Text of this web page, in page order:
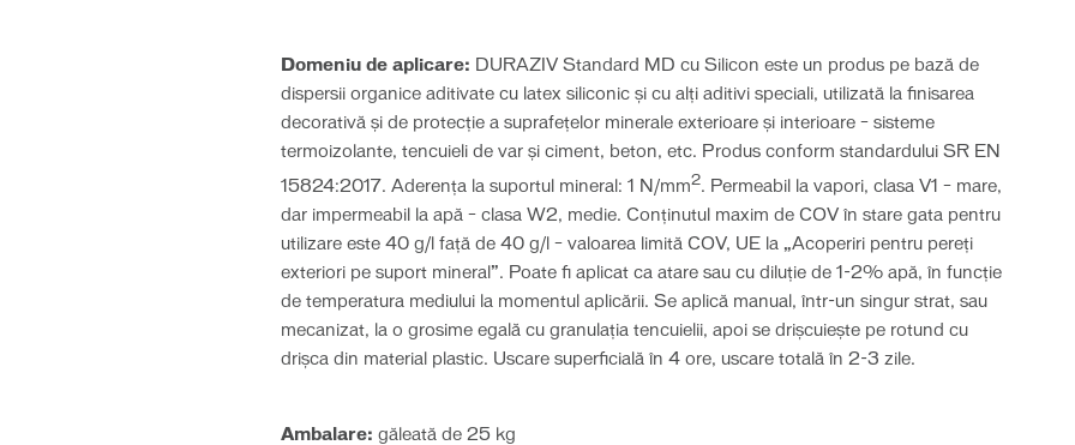
Domeniu de aplicare: DURAZIV Standard MD cu Silicon este un produs pe bază de
dispersii organice aditivate cu latex siliconic şi cu alţi aditivi speciali, utilizată la finisarea
decorativă și de protecție a suprafețelor minerale exterioare şi interioare – sisteme
termoizolante, tencuieli de var și ciment, beton, etc. Produs conform standardului SR EN
15824:2017. Aderența la suportul mineral: 1 N/mm2. Permeabil la vapori, clasa V1 – mare,
dar impermeabil la apă – clasa W2, medie. Conținutul maxim de COV în stare gata pentru
utilizare este 40 g/l față de 40 g/l – valoarea limită COV, UE la „Acoperiri pentru pereţi
exteriori pe suport mineral”. Poate fi aplicat ca atare sau cu diluţie de 1-2% apă, în funcţie
de temperatura mediului la momentul aplicării. Se aplică manual, într-un singur strat, sau
mecanizat, la o grosime egală cu granulaţia tencuielii, apoi se drişcuiește pe rotund cu
drişca din material plastic. Uscare superficială în 4 ore, uscare totală în 2-3 zile.
Ambalare: găleată de 25 kg